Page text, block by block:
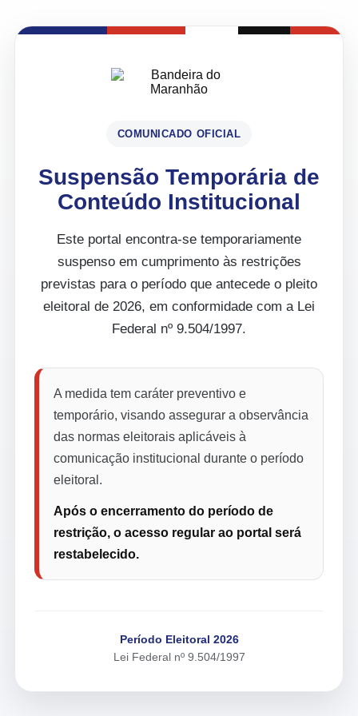
COMUNICADO OFICIAL
Suspensão Temporária de
Conteúdo Institucional
Este portal encontra-se temporariamente
suspenso em cumprimento às restrições
previstas para o período que antecede o pleito
eleitoral de 2026, em conformidade com a Lei
Federal nº 9.504/1997.
A medida tem caráter preventivo e
temporário, visando assegurar a observância
das normas eleitorais aplicáveis à
comunicação institucional durante o período
eleitoral.
Após o encerramento do período de
restrição, o acesso regular ao portal será
restabelecido.
Período Eleitoral 2026
Lei Federal nº 9.504/1997